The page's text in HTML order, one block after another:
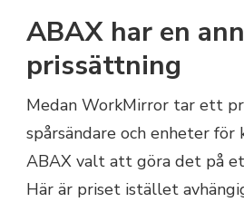
ABAX har en
prissättning
Medan WorkMirror tar ett
spårsändare och enheter för
ABAX valt att göra det på
Här är priset istället